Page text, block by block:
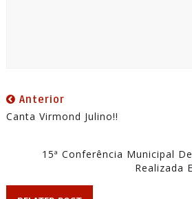
Anterior
Canta Virmond Julino!!
15ª Conferência Municipal
Realizada